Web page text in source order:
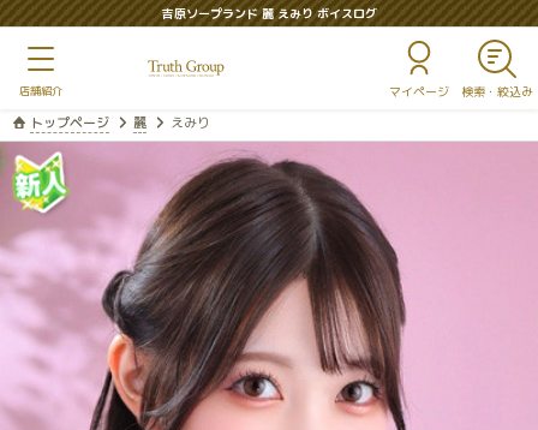
吉原ソープランド 麗 えみり ボイスログ
マイページ
トップページ 麗 えみり